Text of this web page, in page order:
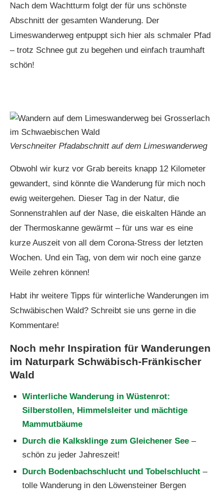
Nach dem Wachtturm folgt der für uns schönste
Abschnitt der gesamten Wanderung. Der
Limeswanderweg entpuppt sich hier als schmaler Pfad
– trotz Schnee gut zu begehen und einfach traumhaft
schön!
Verschneiter Pfadabschnitt auf dem Limeswanderweg
Obwohl wir kurz vor Grab bereits knapp 12 Kilometer
gewandert, sind könnte die Wanderung für mich noch
ewig weitergehen. Dieser Tag in der Natur, die
Sonnenstrahlen auf der Nase, die eiskalten Hände an
der Thermoskanne gewärmt – für uns war es eine
kurze Auszeit von all dem Corona-Stress der letzten
Wochen. Und ein Tag, von dem wir noch eine ganze
Weile zehren können!
Habt ihr weitere Tipps für winterliche Wanderungen im
Schwäbischen Wald? Schreibt sie uns gerne in die
Kommentare!
Noch mehr Inspiration für Wanderungen
im Naturpark Schwäbisch-Fränkischer
Wald
Winterliche Wanderung in Wüstenrot:
Silberstollen, Himmelsleiter und mächtige
Mammutbäume
Durch die Kalksklinge zum Gleichener See –
schön zu jeder Jahreszeit!
Durch Bodenbachschlucht und Tobelschlucht –
tolle Wanderung in den Löwensteiner Bergen